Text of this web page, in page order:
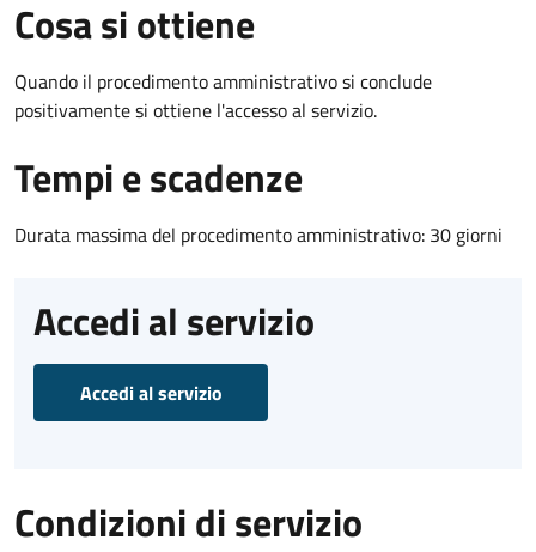
Cosa si ottiene
Quando il procedimento amministrativo si conclude
positivamente si ottiene l'accesso al servizio.
Tempi e scadenze
Durata massima del procedimento amministrativo: 30 giorni
Accedi al servizio
Accedi al servizio
Condizioni di servizio